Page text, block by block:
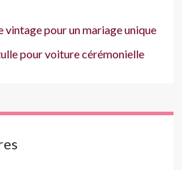
vintage pour un mariage unique
pour voiture cérémonielle